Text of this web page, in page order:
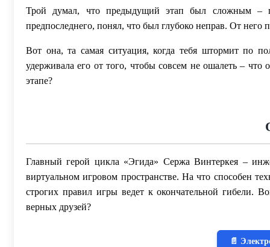
Трой думал, что предыдущий этап был сложным –
предпоследнего, понял, что был глубоко неправ. От него
Вот она, та самая ситуация, когда тебя штормит по
удерживала его от того, чтобы совсем не ошалеть – что
этапе?
Главный герой цикла «Эгида» Сержа Винтеркея –
виртуальном игровом пространстве. На что способен
строгих правил игры ведет к окончательной гибели.
верных друзей?
📄